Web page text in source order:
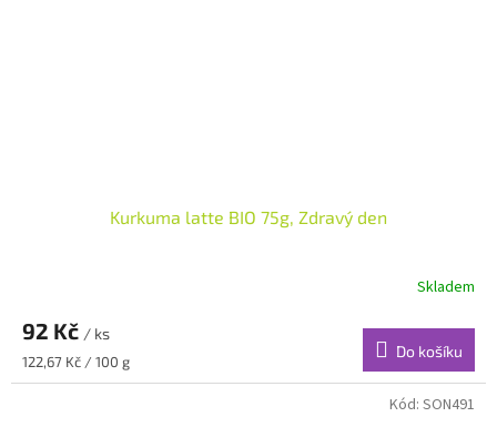
Kurkuma latte BIO 75g, Zdravý den
Skladem
92 Kč / ks
Měrná
cena:
122,67 Kč / 100 g
Do košíku
Kód: SON491